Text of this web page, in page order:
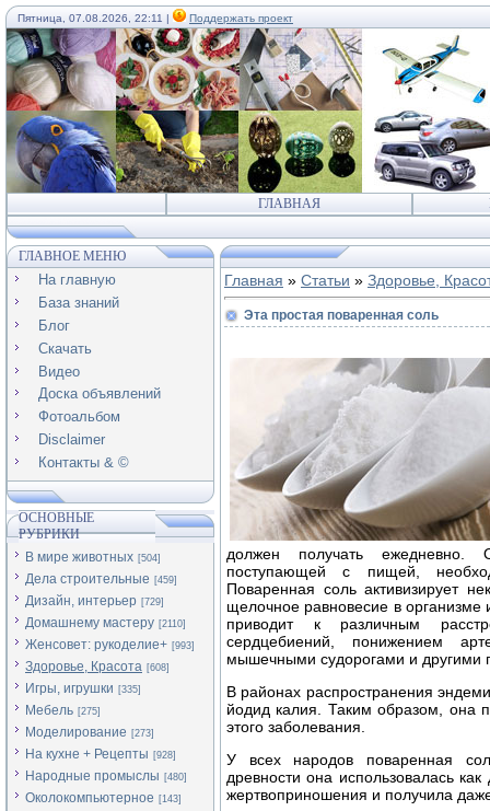
Пятница, 07.08.2026, 22:11 | Поддержать проект
ГЛАВНАЯ
ГЛАВНОЕ МЕНЮ
На главную
База знаний
Блог
Скачать
Видео
Доска объявлений
Фотоальбом
Disclaimer
Контакты & ©
ОСНОВНЫЕ
РУБРИКИ
В мире животных [504]
Дела строительные [459]
Дизайн, интерьер [729]
Домашнему мастеру [2110]
Женсовет: рукоделие+ [993]
Здоровье, Красота [608]
Игры, игрушки [335]
Мебель [275]
Моделирование [273]
На кухне + Рецепты [928]
Народные промыслы [480]
Околокомпьютерное [143]
Главная » Статьи » Здоровье,
Эта простая поваренная соль
должен получать ежедневно.
поступающей с пищей,
Поваренная соль активизирует
щелочное равновесие в организме
приводит к различным
сердцебиений, понижением
мышечными судорогами и другими
В районах распространения
йодид калия. Таким образом, она
этого заболевания.
У всех народов поваренная
древности она использовалась
жертвоприношения и получила